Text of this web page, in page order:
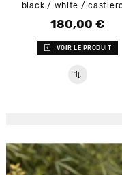
black / white /
Prix
180,00 €
VOIR LE PRODUIT